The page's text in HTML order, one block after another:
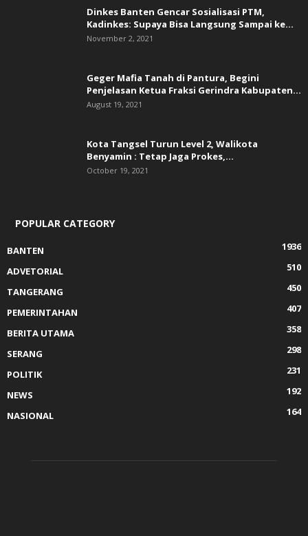
Dinkes Banten Gencar Sosialisasi PTM,
Kadinkes: Supaya Bisa Langsung Sampai ke...
November 2, 2021
Geger Mafia Tanah di Pantura, Begini
Penjelasan Ketua Fraksi Gerindra Kabupaten...
August 19, 2021
Kota Tangsel Turun Level 2, Walikota
Benyamin : Tetap Jaga Prokes,...
October 19, 2021
POPULAR CATEGORY
BANTEN
1936
ADVETORIAL
510
TANGERANG
450
PEMERINTAHAN
407
BERITA UTAMA
358
SERANG
298
POLITIK
231
NEWS
192
NASIONAL
164